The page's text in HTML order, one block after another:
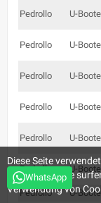
Pedrollo U-Boote
Pedrollo U-Boote
Pedrollo U-Boote
Pedrollo U-Boote
Pedrollo U-Boote
Pedrollo U-Boote
Pedrollo U-Boote
Diese Seite
auf der Website
Verwendung von
WhatsApp